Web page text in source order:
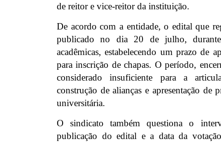
de reitor e vice-reitor da instituição.
De acordo com a entidade, o edital que
publicado no dia 20 de julho,
acadêmicas, estabelecendo um prazo de
para inscrição de chapas. O período,
considerado insuficiente para a
construção de alianças e apresentação de
universitária.
O sindicato também questiona o
publicação do edital e a data da